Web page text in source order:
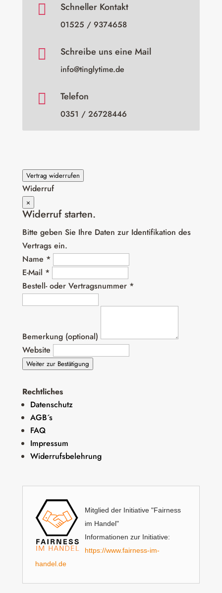
 Schneller Kontakt
01525 / 9374658
 Schreibe uns eine Mail
info@tinglytime.de
 Telefon
0351 / 26728446
Vertrag widerrufen
Widerruf
×
Widerruf starten.
Bitte geben Sie Ihre Daten zur Identifikation des
Vertrags ein.
Name *
E-Mail *
Bestell- oder Vertragsnummer *
Bemerkung (optional)
Website
Weiter zur Bestätigung
Rechtliches
Datenschutz
AGB´s
FAQ
Impressum
Widerrufsbelehrung
Mitglied der Initiative "Fairness
im Handel"
Informationen zur Initiative:
https://www.fairness-im-
handel.de